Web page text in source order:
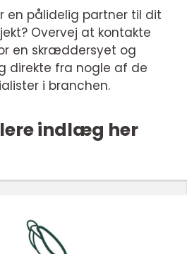
en pålidelig partner til dit
Overvej at kontakte
en skræddersyet og
direkte fra nogle af de
i branchen.
indlæg her